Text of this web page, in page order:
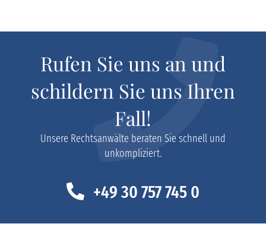
Rufen Sie uns an und
schildern Sie uns Ihren
Fall!
Unsere Rechtsanwälte beraten Sie schnell und
unkompliziert.
+49 30 757 745 0